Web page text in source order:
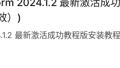
2024.1.2 最新激活成
）)
最新激活成功教程版安装教程